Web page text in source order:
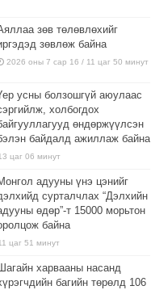
зөв төлөвлөхийг
зөвлөж байна
2026 оны 7 сар 16 / 11 цаг 50 минут
усны болзошгүй аюулаас
холбогдох
өндөржүүлсэн
байдалд ажиллаж байна
цаг 06 минут
адууны үнэ цэнийг
сурталчлах “Дэлхийн
өдөр”-т 15000 морьтон
байна
цаг 51 минут
харвааны насанд
багийн төрөлд 106